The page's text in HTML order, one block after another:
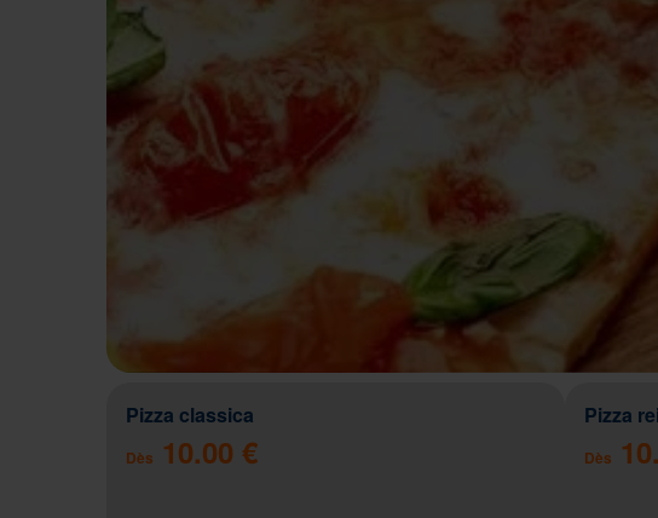
Pizza classica
Dès 10.00 €
Pizza
Dès